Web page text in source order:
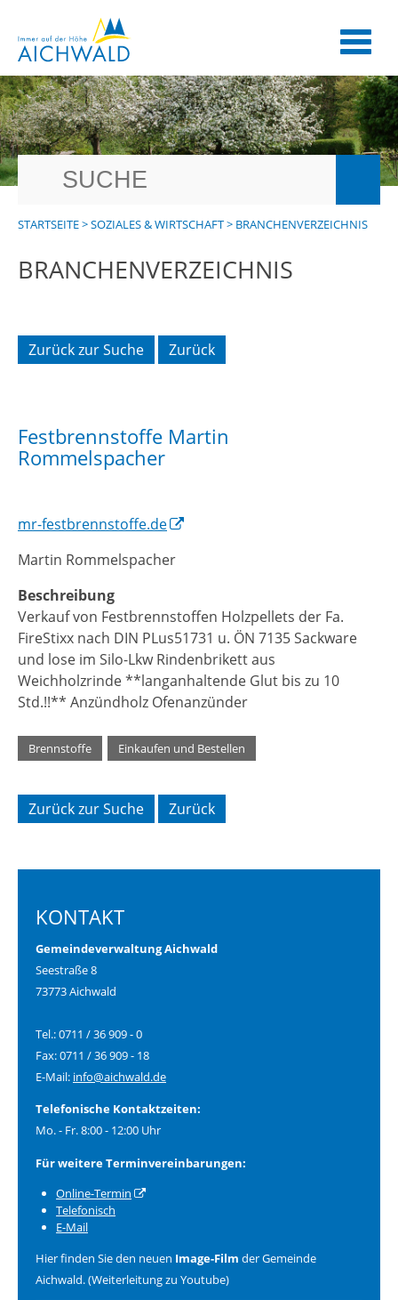
STARTSEITE>SOZIALES & WIRTSCHAFT> BRANCHENVERZEICHNIS
BRANCHENVERZEICHNIS
Zurück zur Suche Zurück
Festbrennstoffe Martin
Rommelspacher
mr-festbrennstoffe.de
Martin Rommelspacher
Beschreibung
Verkauf von Festbrennstoffen Holzpellets der Fa.
FireStixx nach DIN PLus51731 u. ÖN 7135 Sackware
und lose im Silo-Lkw Rindenbrikett aus
Weichholzrinde **langanhaltende Glut bis zu 10
Std.!!** Anzündholz Ofenanzünder
Brennstoffe Einkaufen und Bestellen
Zurück zur Suche Zurück
KONTAKT
Gemeindeverwaltung Aichwald
Seestraße 8
73773 Aichwald
Tel.: 0711 / 36 909 - 0
Fax: 0711 / 36 909 - 18
E-Mail: info@aichwald.de
Telefonische Kontaktzeiten:
Mo. - Fr. 8:00 - 12:00 Uhr
Für weitere Terminvereinbarungen:
Online-Termin
Telefonisch
E-Mail
Hier finden Sie den neuen Image-Film der Gemeinde
Aichwald. (Weiterleitung zu Youtube)